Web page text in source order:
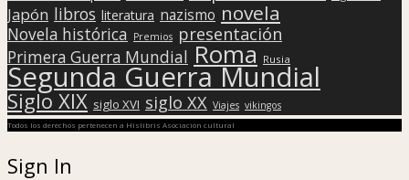
Japón libros literatura nazismo novela
Novela histórica Premios presentación
Primera Guerra Mundial Roma Rusia
Segunda Guerra Mundial
Siglo XIX siglo XVI siglo XX Viajes vikingos
Todos los derechos pertenecen a Hislibris Asociación cultural
Sign In